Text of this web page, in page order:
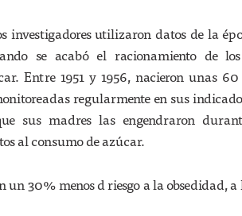
investigadores utilizaron datos de la
se acabó el racionamiento de
Entre 1951 y 1956, nacieron unas
regularmente en sus
sus madres las engendraron
al consumo de azúcar.
un 30% menos d riesgo a la obsedidad,